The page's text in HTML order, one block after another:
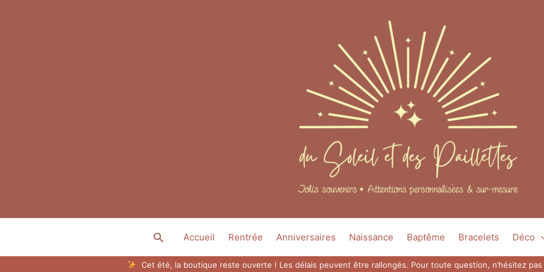
Rechercher
Accueil Rentrée Anniversaires Naissance Baptême Bracelets Déco
Cet été, la boutique reste ouverte ! Les délais peuvent être rallongés. Pour toute question, n’hésitez